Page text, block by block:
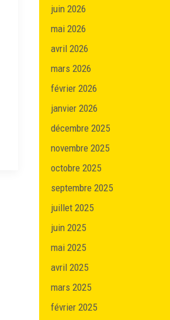
juin 2026
mai 2026
avril 2026
mars 2026
février 2026
janvier 2026
décembre 2025
novembre 2025
octobre 2025
septembre 2025
juillet 2025
juin 2025
mai 2025
avril 2025
mars 2025
février 2025